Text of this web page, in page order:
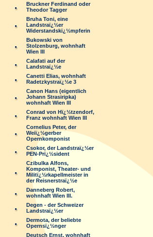
Bruckner Ferdinand oder
Theodor Tagger
Bruha Toni, eine
Landstraï¿½er
Widerstandskï¿½mpferin
Bukowski von
Stolzenburg, wohnhaft
Wien III
Calafati auf der
Landstraï¿½e
Canetti Elias, wohnhaft
Radetzkystraï¿½e 3
Canon Hans (eigentlich
Johann Strasiripka)
wohnhaft Wien III
Conrad von Hï¿½tzendorf,
Franz wohnhaft Wien III
Cornelius Peter, der
Weiï¿½gerber
Opernkomponist
Csokor, der Landstraï¿½er
PEN-Prï¿½sident
Czibulka Alfons,
Komponist, Theater- und
Militï¿½rkapellmeister in
der Reisnerstraï¿½e
Danneberg Robert,
wohnhaft Wien III.
Degen - der Schweizer
Landstraï¿½er
Dermota, der beliebte
Opernsï¿½nger
Deutsch Ernst, wohnhaft